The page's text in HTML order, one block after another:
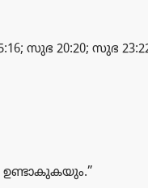
സുഭ 20:20; സുഭ
ഉണ്ടാകു​ക​യും.”